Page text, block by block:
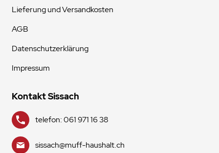
Lieferung und Versandkosten
AGB
Datenschutzerklärung
Impressum
Kontakt Sissach
telefon: 061 971 16 38
sissach@muff-haushalt.ch